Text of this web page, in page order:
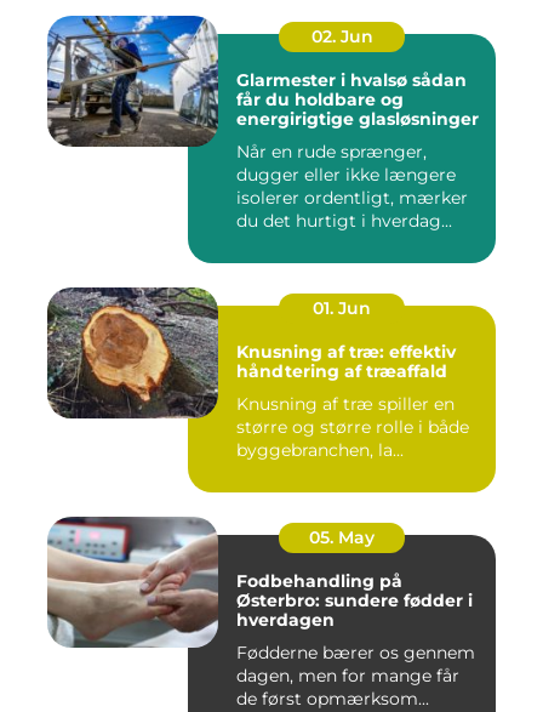
02. Jun
Glarmester i hvalsø sådan
får du holdbare og
energirigtige glasløsninger
Når en rude sprænger,
dugger eller ikke længere
isolerer ordentligt, mærker
du det hurtigt i hverdag...
01. Jun
Knusning af træ: effektiv
håndtering af træaffald
Knusning af træ spiller en
større og større rolle i både
byggebranchen, la...
05. May
Fodbehandling på
Østerbro: sundere fødder i
hverdagen
Fødderne bærer os gennem
dagen, men for mange får
de først opmærksom...